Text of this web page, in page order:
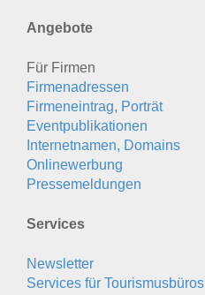
Angebote
Für Firmen
Firmenadressen
Firmeneintrag, Porträt
Eventpublikationen
Internetnamen, Domains
Onlinewerbung
Pressemeldungen
Services
Newsletter
Services für Tourismusbüros